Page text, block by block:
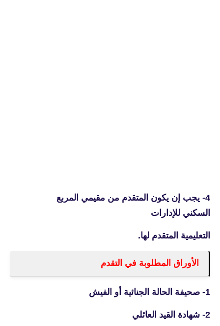
4- يجب إن يكون المتقدم من مقيمي المربع
السكني للإدارات
التعليمية المتقدم لها.
الأوراق المطلوبة في التقدم
1- صحيفة الحالة الجنائية أو الفيش
2- شهادة القيد العائلي